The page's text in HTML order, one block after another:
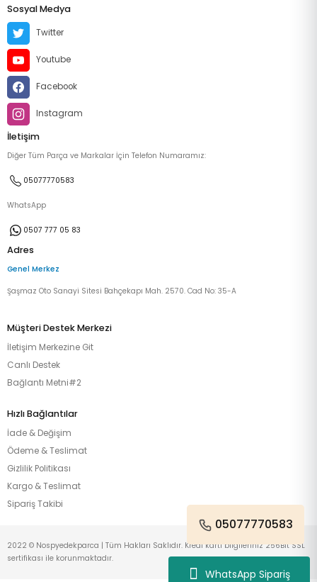
WhatsApp Sipariş
Sosyal Medya
Twitter
Youtube
Facebook
Instagram
İletişim
Diğer Tüm Parça ve Markalar İçin Telefon Numaramız:
05077770583
WhatsApp
0507 777 05 83
Adres
Genel Merkez
Şaşmaz Oto Sanayi Sitesi Bahçekapı Mah. 2570. Cad No: 35-A
Müşteri Destek Merkezi
İletişim Merkezine Git
Canlı Destek
Bağlantı Metni#2
Hızlı Bağlantılar
İade & Değişim
Ödeme & Teslimat
Gizlilik Politikası
Kargo & Teslimat
Sipariş Takibi
05077770583
2022 © Nospyedekparca | Tüm Hakları Saklıdır. Kredi kartı bilgileriniz 256Bit SSL
sertifikası ile korunmaktadır.